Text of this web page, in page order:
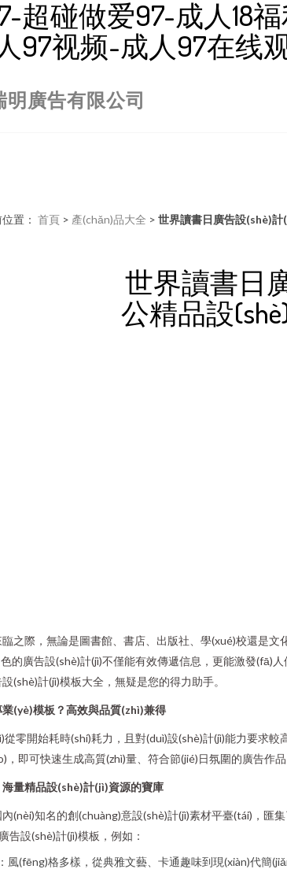
超碰做爱97-成人18
97视频-成人97在线
明廣告有限公司
置： 首頁 > 產(chǎn)品大全 > 世界讀書日廣告設(shè)
世界讀書日
公精品設
之際，無論是圖書館、書店、出版社、學(xué)校還是
的廣告設(shè)計(jì)不僅能有效傳遞信息，更能激發(fā)
(shè)計(jì)模板大全，無疑是您的得力助手。
(yè)模板？高效與品質(zhì)兼得
從零開始耗時(shí)耗力，且對(duì)設(shè)計(jì)能力要求
，即可快速生成高質(zhì)量、符合節(jié)日氛圍的廣告作
量精品設(shè)計(jì)資源的寶庫
(nèi)知名的創(chuàng)意設(shè)計(jì)素材平臺(tái)，匯
告設(shè)計(jì)模板，例如：
：風(fēng)格多樣，從典雅文藝、卡通趣味到現(xiàn)代簡